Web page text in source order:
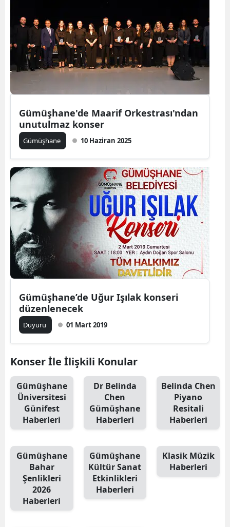
Trabzon
Tunceli
Şanlıurfa
Van
Aksaray
Bayburt
Karaman
Kırıkkale
Batman
Şırnak
Bartın
Iğdır
Yalova
Karabük
Osmaniye
Düzce
Gümüşhane'de Maarif Orkestrası'ndan
unutulmaz konser
Gümüşhane 10 Haziran 2025
Gümüşhane’de Uğur Işılak konseri
düzenlenecek
Duyuru 01 Mart 2019
Konser İle İlişkili Konular
Gümüşhane
Üniversitesi
Günifest
Haberleri
Dr Belinda
Chen
Gümüşhane
Haberleri
Belinda Chen
Piyano
Resitali
Haberleri
Gümüşhane
Bahar
Şenlikleri
2026
Haberleri
Gümüşhane
Kültür Sanat
Etkinlikleri
Haberleri
Klasik Müzik
Haberleri